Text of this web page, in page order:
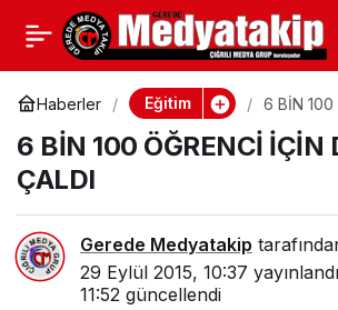
Haberler Eğitim
6 BİN 100
6 BİN 100 ÖĞRENCİ İÇİN
ÇALDI
Gerede Medyatakip
29 Eylül 2015, 10:37 yayınlandı
11:52 güncellendi
KÜPÇÜ: “BAL
YAPMAYAN ARI
İSTEMİYORUZ”